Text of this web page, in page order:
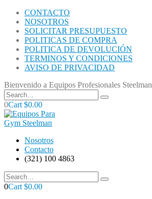
CONTACTO
NOSOTROS
SOLICITAR PRESUPUESTO
POLITICAS DE COMPRA
POLITICA DE DEVOLUCIÓN
TERMINOS Y CONDICIONES
AVISO DE PRIVACIDAD
Bienvenido a Equipos Profesionales Steelman
0Cart $0.00
Nosotros
Contacto
(321) 100 4863
0Cart $0.00